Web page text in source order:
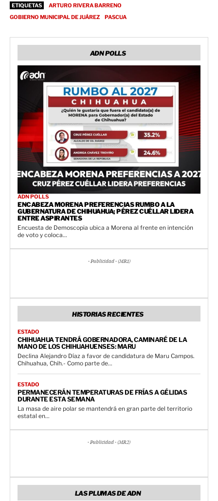
ETIQUETAS
ARTURO RIVERA BARRENO
GOBIERNO MUNICIPAL DE JUÁREZ
PASCUA
ADN POLLS
ADN POLLS
ENCABEZA MORENA PREFERENCIAS RUMBO A LA
GUBERNATURA DE CHIHUAHUA; PÉREZ CUÉLLAR LIDERA
ENTRE ASPIRANTES
Encuesta de Demoscopia ubica a Morena al frente en intención
de voto y coloca...
- Publicidad - (MR1)
HISTORIAS RECIENTES
ESTADO
CHIHUAHUA TENDRÁ GOBERNADORA, CAMINARÉ DE LA
MANO DE LOS CHIHUAHUENSES: MARU
Declina Alejandro Díaz a favor de candidatura de Maru Campos.
Chihuahua, Chih.- Como parte de...
ESTADO
PERMANECERÁN TEMPERATURAS DE FRÍAS A GÉLIDAS
DURANTE ESTA SEMANA
La masa de aire polar se mantendrá en gran parte del territorio
estatal en...
- Publicidad - (MR2)
LAS PLUMAS DE ADN